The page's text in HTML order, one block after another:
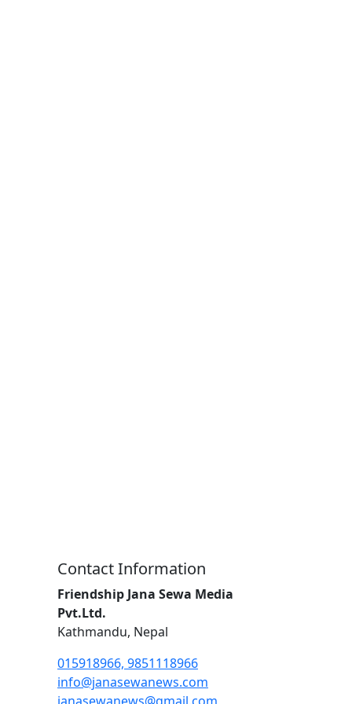
Contact Information
Friendship Jana Sewa Media
Pvt.Ltd.
Kathmandu, Nepal
015918966, 9851118966
info@janasewanews.com